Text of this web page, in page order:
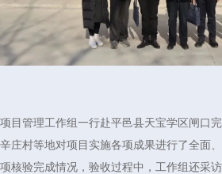
项目管理工作组一行赴平邑县天宝学区闸口
辛庄村等地对项目实施各项成果进行了全面
项核验完成情况，验收过程中，工作组还采